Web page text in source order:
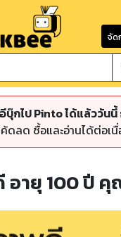
จัด
บุ๊กไป Pinto ได้แล้ววันนี้
ดลด ซื้อและอ่านได้ต่อเ
อายุ 100 ปี